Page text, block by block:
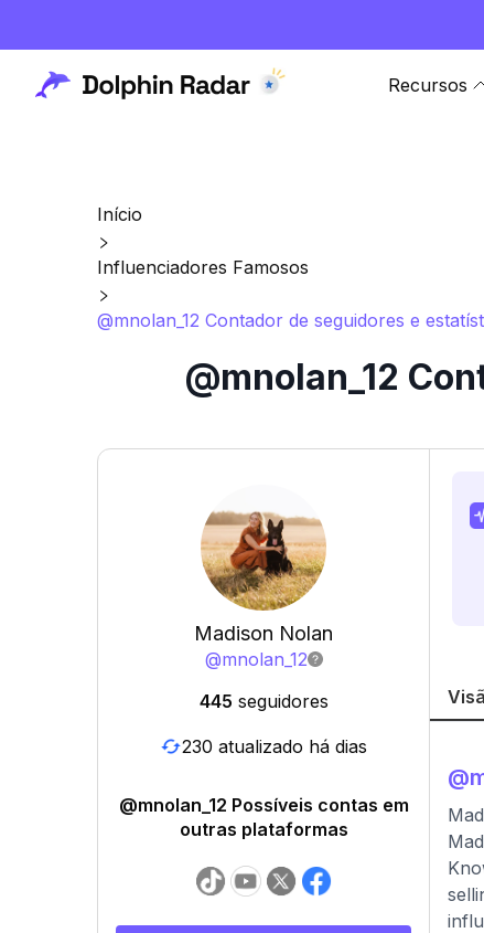
Recursos
Início
Influenciadores Famosos
@mnolan_12 Contador de seguidores e
@mnolan_12
Madison Nolan
@mnolan_12
445 seguidores
230 atualizado há dias
@mnolan_12 Possíveis contas em
outras plataformas
@